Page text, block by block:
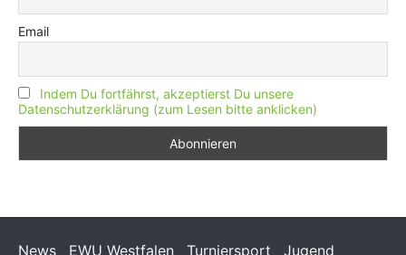
Email
Indem Du fortfährst, akzeptierst Du unsere
Datenschutzerklärung (zum Lesen bitte anklicken)
News EWU Westfalen Turniersport Jugend